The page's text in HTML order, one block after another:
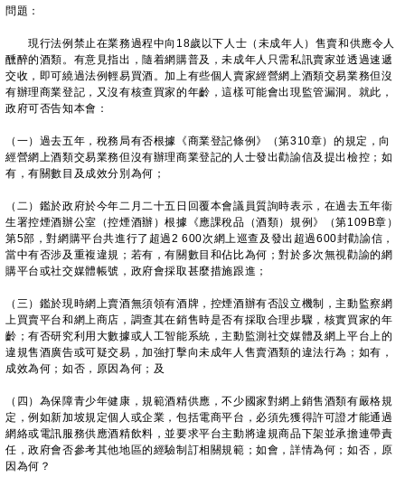
問題：
現行法例禁止在業務過程中向18歲以下人士（未成年人）售賣和供應令人
醺醉的酒類。有意見指出，隨着網購普及，未成年人只需私訊賣家並透過速遞
交收，即可繞過法例輕易買酒。加上有些個人賣家經營網上酒類交易業務但沒
有辦理商業登記，又沒有核查買家的年齡，這樣可能會出現監管漏洞。就此，
政府可否告知本會：
（一）過去五年，稅務局有否根據《商業登記條例》（第310章）的規定，向
經營網上酒類交易業務但沒有辦理商業登記的人士發出勸諭信及提出檢控；如
有，有關數目及成效分別為何；
（二）鑑於政府於今年二月二十五日回覆本會議員質詢時表示，在過去五年衞
生署控煙酒辦公室（控煙酒辦）根據《應課稅品（酒類）規例》（第109B章）
第5部，對網購平台共進行了超過2 600次網上巡查及發出超過600封勸諭信，
當中有否涉及重複違規；若有，有關數目和佔比為何；對於多次無視勸諭的網
購平台或社交媒體帳號，政府會採取甚麼措施跟進；
（三）鑑於現時網上賣酒無須領有酒牌，控煙酒辦有否設立機制，主動監察網
上買賣平台和網上商店，調查其在銷售時是否有採取合理步驟，核實買家的年
齡；有否研究利用大數據或人工智能系統，主動監測社交媒體及網上平台上的
違規售酒廣告或可疑交易，加強打擊向未成年人售賣酒類的違法行為；如有，
成效為何；如否，原因為何；及
（四）為保障青少年健康，規範酒精供應，不少國家對網上銷售酒類有嚴格規
定，例如新加坡規定個人或企業，包括電商平台，必須先獲得許可證才能通過
網絡或電訊服務供應酒精飲料，並要求平台主動將違規商品下架並承擔連帶責
任，政府會否參考其他地區的經驗制訂相關規範；如會，詳情為何；如否，原
因為何？